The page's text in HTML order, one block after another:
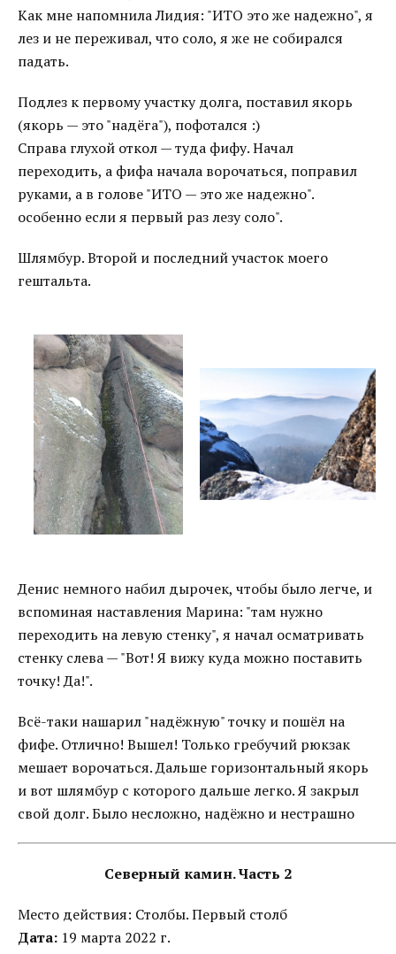
Как мне напомнила Лидия: "ИТО это же надежно", я
лез и не переживал, что соло, я же не собирался
падать.
Подлез к первому участку долга, поставил якорь
(якорь — это "надёга"), пофотался :)
Справа глухой откол — туда фифу. Начал
переходить, а фифа начала ворочаться, поправил
руками, а в голове "ИТО — это же надежно".
особенно если я первый раз лезу соло".
Шлямбур. Второй и последний участок моего
гештальта.
Денис немного набил дырочек, чтобы было легче, и
вспоминая наставления Марина: "там нужно
переходить на левую стенку", я начал осматривать
стенку слева — "Вот! Я вижу куда можно поставить
точку! Да!".
Всё-таки нашарил "надёжную" точку и пошёл на
фифе. Отлично! Вышел! Только гребучий рюкзак
мешает ворочаться. Дальше горизонтальный якорь
и вот шлямбур с которого дальше легко. Я закрыл
свой долг. Было несложно, надёжно и нестрашно
Северный камин. Часть 2
Место действия: Столбы. Первый столб
Дата: 19 марта 2022 г.